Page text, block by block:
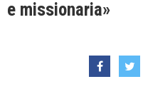
e missionaria»